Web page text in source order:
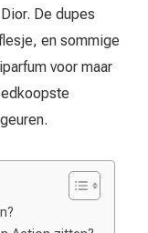
De dupes
en sommige
voor maar